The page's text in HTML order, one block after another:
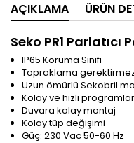
AÇIKLAMA ÜRÜN
Seko PR1
IP65 Koruma Sınıfı
Topraklama
Uzun ömürlü Sekobril
Kolay ve hızlı
Duvara kolay montaj
Kolay tüp değişimi
Güç: 230 Vac 50-60 Hz